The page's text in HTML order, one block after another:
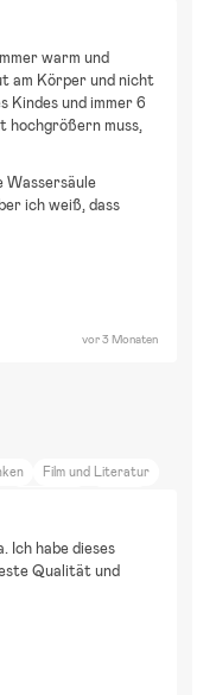
warm und
am Körper und nicht
Kindes und immer 6
hochgrößern muss,
ich weiß, dass
vor 3 Monaten
Film und Literatur
Ich habe dieses
Qualität und